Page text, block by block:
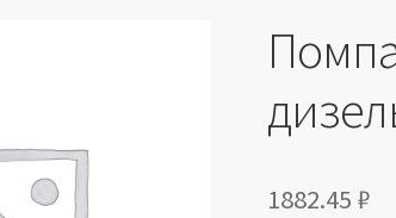
1882.45 ₽